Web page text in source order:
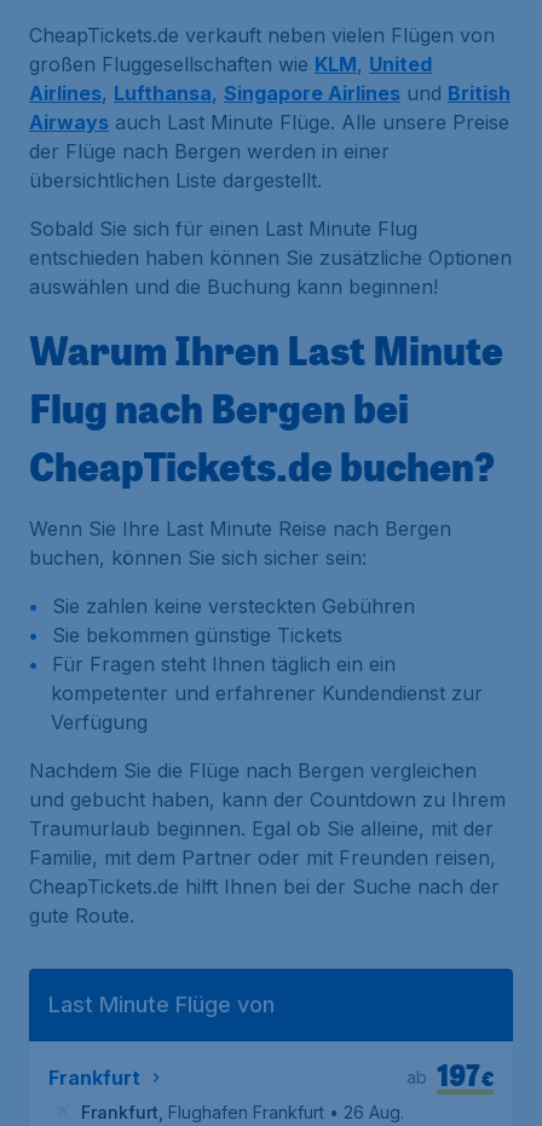
CheapTickets.de verkauft neben vielen Flügen von
großen Fluggesellschaften wie KLM, United
Airlines, Lufthansa, Singapore Airlines und British
Airways auch Last Minute Flüge. Alle unsere Preise
der Flüge nach Bergen werden in einer
übersichtlichen Liste dargestellt.
Sobald Sie sich für einen Last Minute Flug
entschieden haben können Sie zusätzliche Optionen
auswählen und die Buchung kann beginnen!
Warum Ihren Last Minute
Flug nach Bergen bei
CheapTickets.de buchen?
Wenn Sie Ihre Last Minute Reise nach Bergen
buchen, können Sie sich sicher sein:
Sie zahlen keine versteckten Gebühren
Sie bekommen günstige Tickets
Für Fragen steht Ihnen täglich ein ein
kompetenter und erfahrener Kundendienst zur
Verfügung
Nachdem Sie die Flüge nach Bergen vergleichen
und gebucht haben, kann der Countdown zu Ihrem
Traumurlaub beginnen. Egal ob Sie alleine, mit der
Familie, mit dem Partner oder mit Freunden reisen,
CheapTickets.de hilft Ihnen bei der Suche nach der
gute Route.
Last Minute Flüge von
Frankfurt €
197
ab
Frankfurt Flughafen Frankfurt • 26 Aug.